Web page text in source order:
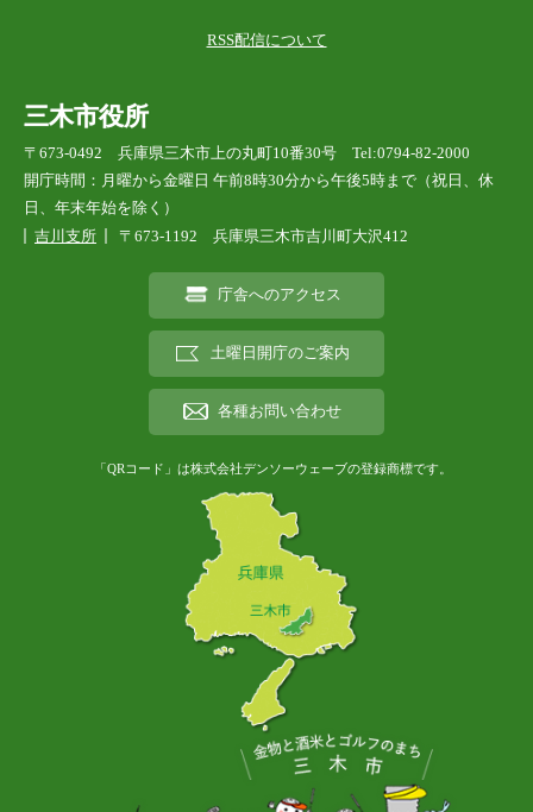
RSS配信について
三木市役所
〒673-0492 兵庫県三木市上の丸町10番30号 Tel:0794-82-2000
開庁時間：月曜から金曜日 午前8時30分から午後5時まで（祝日、休
日、年末年始を除く）
吉川支所
〒673-1192 兵庫県三木市吉川町大沢412
庁舎へのアクセス
土曜日開庁のご案内
各種お問い合わせ
「QRコード」は株式会社デンソーウェーブの登録商標です。